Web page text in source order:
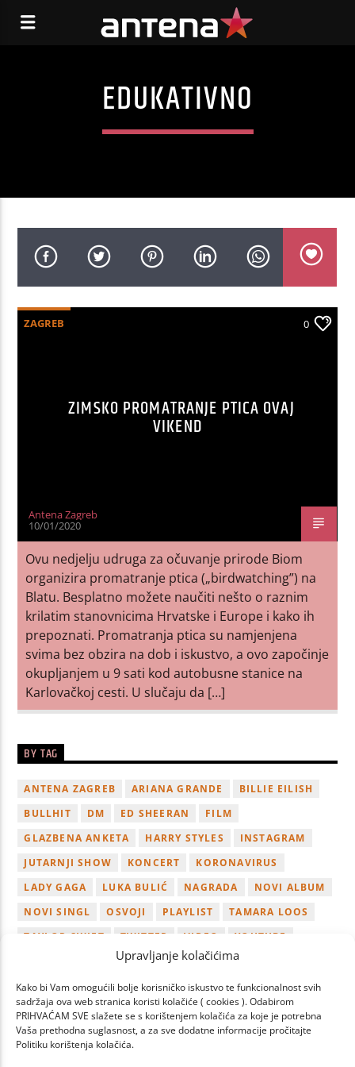
Upravljanje kolačićima
Kako bi Vam omogućili bolje korisničko iskustvo te funkcionalnost svih
sadržaja ova web stranica koristi kolačiće ( cookies ). Odabirom
PRIHVAĆAM SVE slažete se s korištenjem kolačića za koje je potrebna
Vaša prethodna suglasnost, a za sve dodatne informacije pročitajte
Politiku korištenja kolačića.
EDUKATIVNO
ZAGREB 0
ZIMSKO PROMATRANJE PTICA OVAJ
VIKEND
Antena Zagreb
10/01/2020
Ovu nedjelju udruga za očuvanje prirode Biom
organizira promatranje ptica („birdwatching”) na
Blatu. Besplatno možete naučiti nešto o raznim
krilatim stanovnicima Hrvatske i Europe i kako ih
prepoznati. Promatranja ptica su namjenjena
svima bez obzira na dob i iskustvo, a ovo započinje
okupljanjem u 9 sati kod autobusne stanice na
Karlovačkoj cesti. U slučaju da […]
BY TAG
ANTENA ZAGREB ARIANA GRANDE
BILLIE EILISH
BULLHIT
DM ED SHEERAN
FILM
GLAZBENA ANKETA
HARRY STYLES
INSTAGRAM
JUTARNJI SHOW
KONCERT
KORONAVIRUS
LADY GAGA
LUKA BULIĆ NAGRADA
NOVI ALBUM
NOVI SINGL
OSVOJI PLAYLIST
TAMARA LOOS
TAYLOR SWIFT
TWITTER VIDEO
YOUTUBE